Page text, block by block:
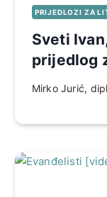
PRIJEDLOZI ZA
Sveti
prijedlog
Mirko Jurić,